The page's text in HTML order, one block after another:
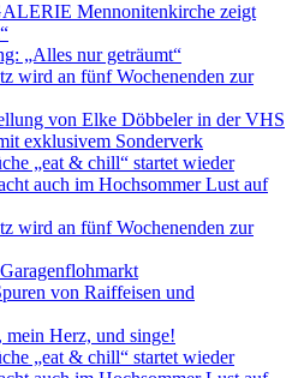
Mennonitenkirche zeigt
„Alles nur geträumt“
wird an fünf Wochenenden zur
von Elke Döbbeler in der VHS
exklusivem Sonderverk
„eat & chill“ startet wieder
auch im Hochsommer Lust auf
wird an fünf Wochenenden zur
von Raiffeisen und
mein Herz, und singe!
„eat & chill“ startet wieder